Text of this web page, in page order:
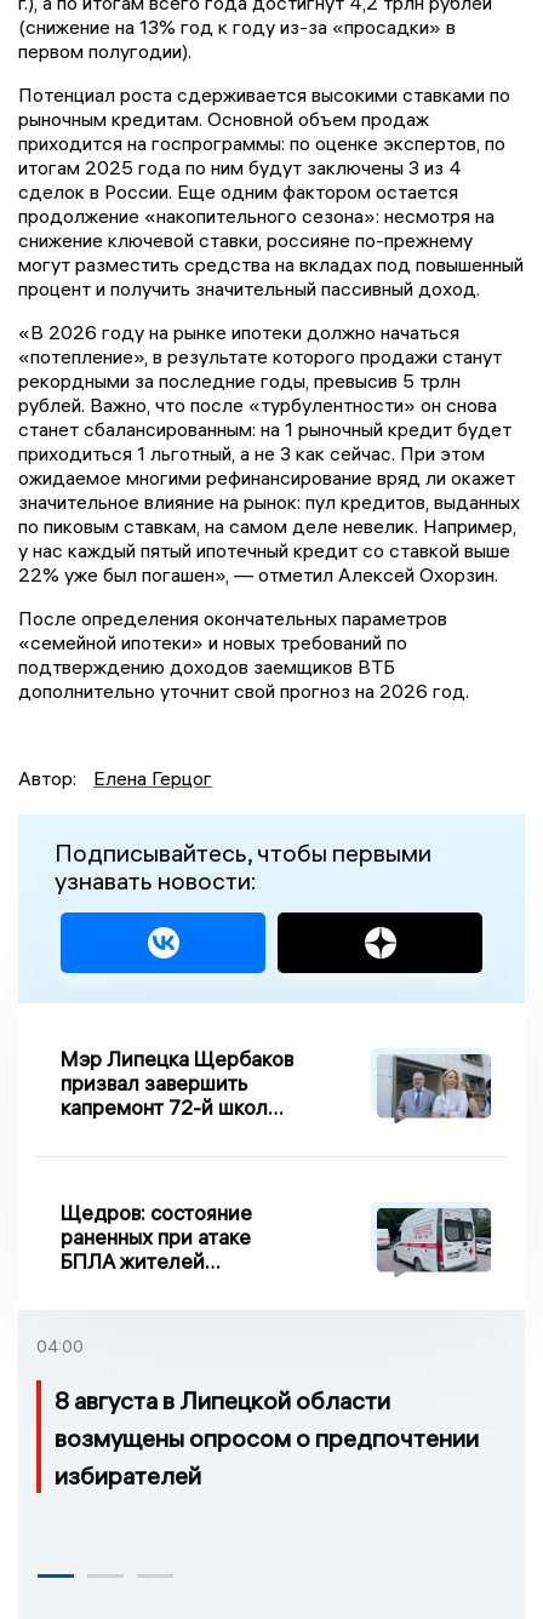
(снижение на 13% год к году из-за «просадки» в
первом полугодии).
Потенциал роста сдерживается высокими ставками по
рыночным кредитам. Основной объем продаж
приходится на госпрограммы: по оценке экспертов, по
итогам 2025 года по ним будут заключены 3 из 4
сделок в России. Еще одним фактором остается
продолжение «накопительного сезона»: несмотря на
снижение ключевой ставки, россияне по-прежнему
могут разместить средства на вкладах под повышенный
процент и получить значительный пассивный доход.
«В 2026 году на рынке ипотеки должно начаться
«потепление», в результате которого продажи станут
рекордными за последние годы, превысив 5 трлн
рублей. Важно, что после «турбулентности» он снова
станет сбалансированным: на 1 рыночный кредит будет
приходиться 1 льготный, а не 3 как сейчас. При этом
ожидаемое многими рефинансирование вряд ли окажет
значительное влияние на рынок: пул кредитов, выданных
по пиковым ставкам, на самом деле невелик. Например,
у нас каждый пятый ипотечный кредит со ставкой выше
22% уже был погашен», — отметил Алексей Охорзин.
После определения окончательных параметров
«семейной ипотеки» и новых требований по
подтверждению доходов заемщиков ВТБ
дополнительно уточнит свой прогноз на 2026 год.
Автор: Елена Герцог
Подписывайтесь, чтобы первыми
узнавать новости:
Мэр Липецка Щербаков
призвал завершить
капремонт 72-й школы
Щедров: состояние
раненных при атаке
БПЛА жителей
04:00
8 августа в Липецкой области
возмущены опросом о предпочтении
избирателей